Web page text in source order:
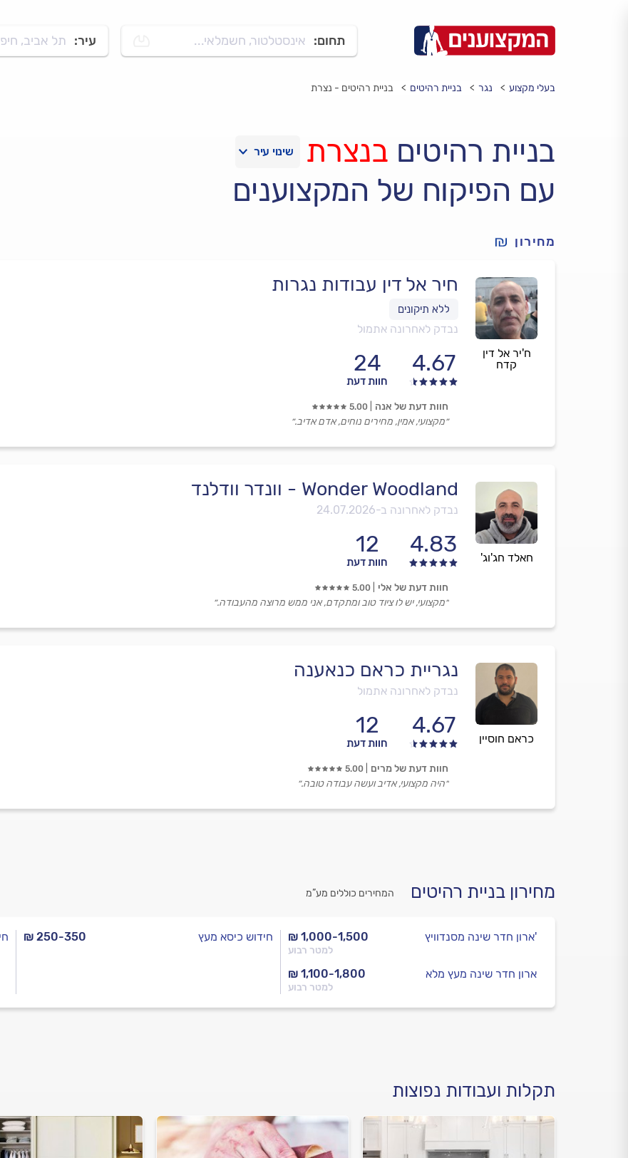
תחום: אינסטלטור, חשמלאי... עיר: תל אביב,
בעלי מקצוע נגר בניית רהיטים בניית רהיטים - נצרת
בניית רהיטים בנצרת
עם הפיקוח של המקצוענים
מחירון
ח'יר אל דין
קדח
חיר אל דין עבודות נגרות
נבדק לאחרונה אתמול
4.67
24
חוות דעת
חוות דעת של אנה 5.00
״מקצועי, אמין, מחירים נוחים, אדם אדיב.״
חאלד חג'וג'
Wonder Woodland - וונדר וודלנד
נבדק לאחרונה ב-24.07.2026
4.83
12
חוות דעת
חוות דעת של אלי 5.00
״מקצועי, יש לו ציוד טוב ומתקדם, אני ממש מרוצה מהעבודה.״
כראם חוסיין
נגריית כראם כנאענה
נבדק לאחרונה אתמול
4.67
12
חוות דעת
חוות דעת של מרים 5.00
״היה מקצועי, אדיב ועשה עבודה טובה.״
מחירון בניית רהיטים המחירים כוללים מע”מ
₪ 1,000-1,500
למטר רבוע
ארון חדר שינה מסנדוויץ'
₪ 1,100-1,800
למטר רבוע
ארון חדר שינה מעץ מלא
₪ 250-350 חידוש כיסא מעץ
תקלות ועבודות נפוצות